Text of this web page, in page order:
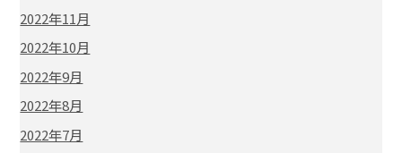
2022年11月
2022年10月
2022年9月
2022年8月
2022年7月